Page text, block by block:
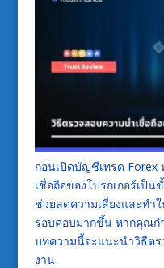
ก่อนเปิดบัญชีเทรด Forex
เชื่อถือของโบรกเกอร์เป็
ช่วยลดความเสี่ยงและทำ
รอบคอบมากขึ้น หากคุณก
บทความนี้จะแนะนำวิธีต
งาน